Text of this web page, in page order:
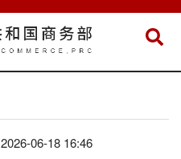
2026-06-18 16:46